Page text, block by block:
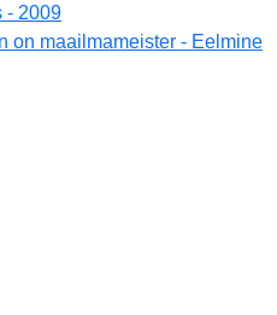
- 2009
on maailmameister - Eelmine